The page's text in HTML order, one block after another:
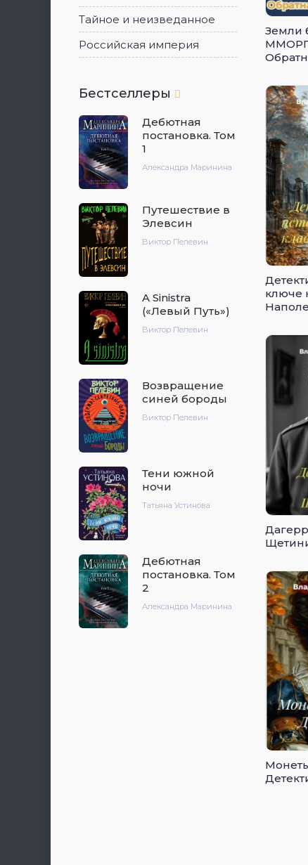
Тайное и неизведанное
Российская империя
Бестселлеры
Дебютная
постановка. Том
1
Александра Маринина
Путешествие в
Элевсин
Виктор Пелевин
A Sinistra
(«Левый Путь»)
Виктор Пелевин
Возвращение
синей бороды
Виктор Пелевин
Тени южной
ночи
Татьяна Устинова
Дебютная
постановка. Том
2
Александра Маринина
Земли
ключе